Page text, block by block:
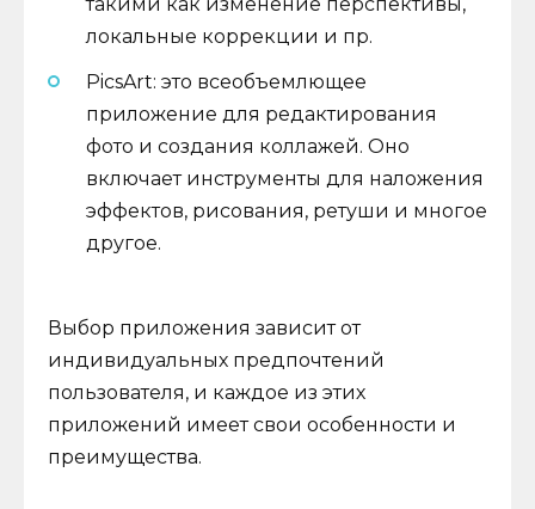
локальные коррекции и пр.
PicsArt: это всеобъемлющее
приложение для редактирования
фото и создания коллажей. Оно
включает инструменты для наложения
эффектов, рисования, ретуши и многое
другое.
Выбор приложения зависит от
индивидуальных предпочтений
пользователя, и каждое из этих
приложений имеет свои особенности и
преимущества.